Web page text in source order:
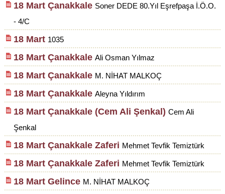
18 Mart Çanakkale Soner DEDE 80.Yıl Eşrefpaşa İ.Ö.O.
- 4/C
18 Mart 1035
18 Mart Çanakkale Ali Osman Yılmaz
18 Mart Çanakkale M. NİHAT MALKOÇ
18 Mart Çanakkale Aleyna Yıldırım
18 Mart Çanakkale (Cem Ali Şenkal) Cem Ali
Şenkal
18 Mart Çanakkale Zaferi Mehmet Tevfik Temiztürk
18 Mart Çanakkale Zaferi Mehmet Tevfik Temiztürk
18 Mart Gelince M. NİHAT MALKOÇ